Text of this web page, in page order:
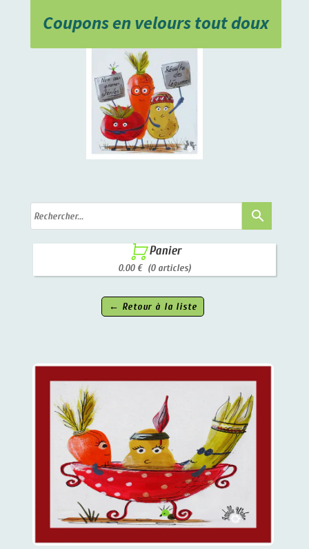
Coupons en velours tout doux
search
 Panier
0.00 € (0 articles)
← Retour à la liste